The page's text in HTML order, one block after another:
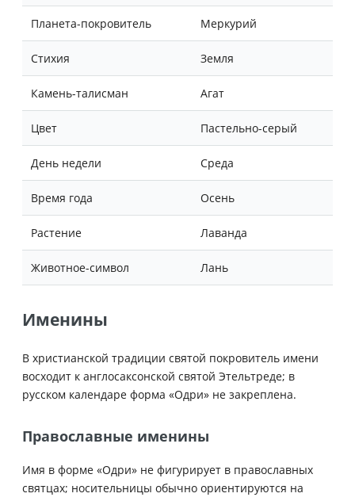
Планета-покровитель Меркурий
Стихия Земля
Камень-талисман Агат
Цвет Пастельно-серый
День недели Среда
Время года Осень
Растение Лаванда
Животное-символ Лань
Именины
В христианской традиции святой покровитель имени
восходит к англосаксонской святой Этельтреде; в
русском календаре форма «Одри» не закреплена.
Православные именины
Имя в форме «Одри» не фигурирует в православных
святцах; носительницы обычно ориентируются на